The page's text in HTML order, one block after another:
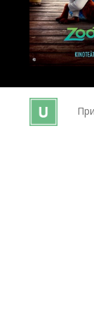
Подарки
B2B